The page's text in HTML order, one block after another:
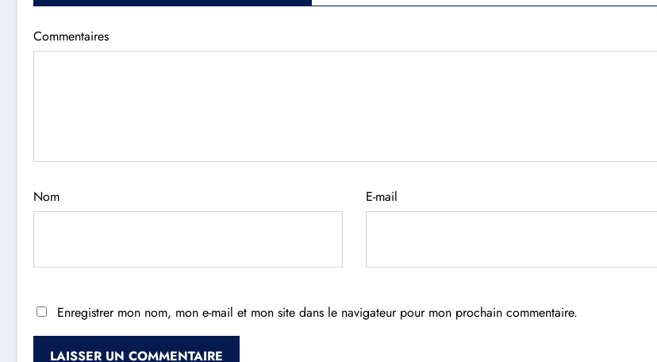
Commentaires
Nom E-mail
Enregistrer mon nom, mon e-mail et mon site dans le navigateur pour mon prochain commentaire.